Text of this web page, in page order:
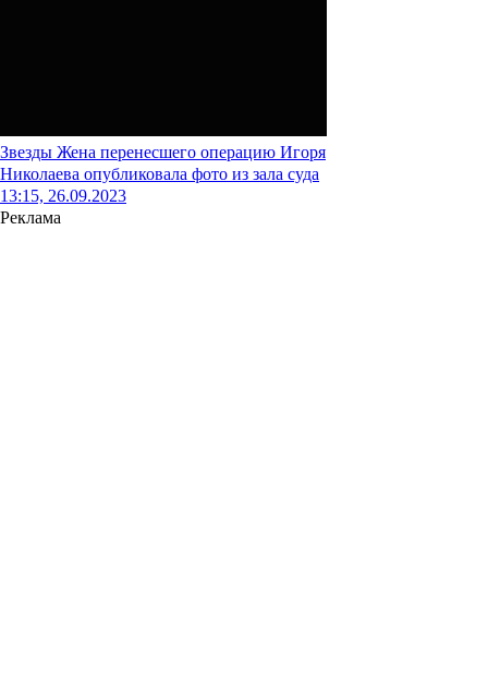
Звезды Жена перенесшего операцию Игоря
Николаева опубликовала фото из зала суда
13:15, 26.09.2023
Реклама